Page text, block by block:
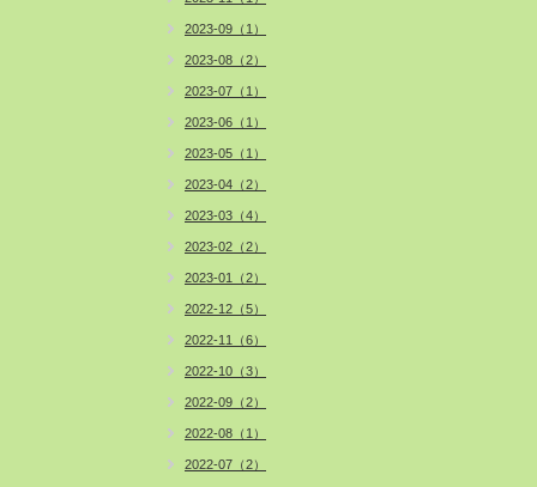
2023-09（1）
2023-08（2）
2023-07（1）
2023-06（1）
2023-05（1）
2023-04（2）
2023-03（4）
2023-02（2）
2023-01（2）
2022-12（5）
2022-11（6）
2022-10（3）
2022-09（2）
2022-08（1）
2022-07（2）